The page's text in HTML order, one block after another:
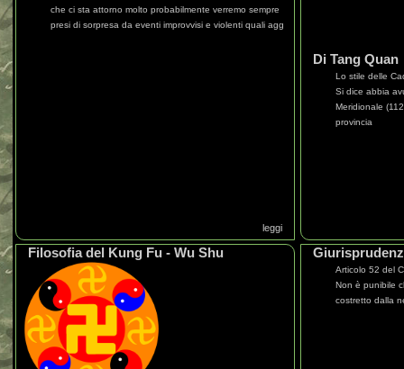
leggi
che ci sta attorno molto probabilmente verremo sempre
presi di sorpresa da eventi improvvisi e violenti quali agg
Di Tang Quan
Lo stile delle
Si dice abbia
Meridionale
provincia
Filosofia del Kung Fu - Wu Shu
Articolo 52 del
Non è punibile
costretto dalla